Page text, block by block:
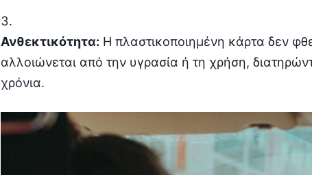
Ανθεκτικότητα: Η πλαστικοποιημένη κάρτα δεν
αλλοιώνεται από την υγρασία ή τη χρήση,
χρόνια.